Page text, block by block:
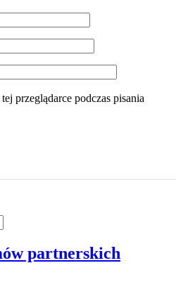
przeglądarce podczas pisania
partnerskich